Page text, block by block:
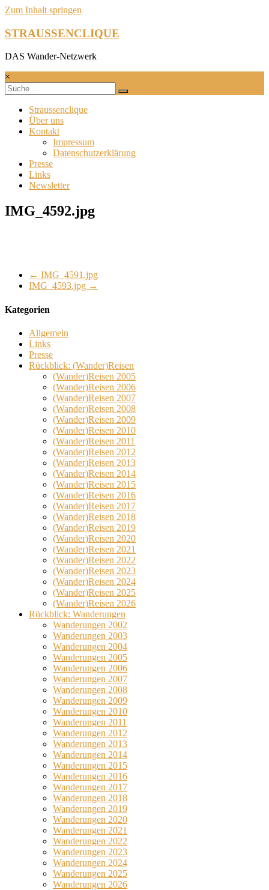
Zum Inhalt springen
STRAUSSENCLIQUE
DAS Wander-Netzwerk
×
Straussenclique
Über uns
Kontakt
Impressum
Datenschutzerklärung
Presse
Links
Newsletter
IMG_4592.jpg
← IMG_4591.jpg
IMG_4593.jpg →
Kategorien
Allgemein
Links
Presse
Rückblick: (Wander)Reisen
(Wander)Reisen 2005
(Wander)Reisen 2006
(Wander)Reisen 2007
(Wander)Reisen 2008
(Wander)Reisen 2009
(Wander)Reisen 2010
(Wander)Reisen 2011
(Wander)Reisen 2012
(Wander)Reisen 2013
(Wander)Reisen 2014
(Wander)Reisen 2015
(Wander)Reisen 2016
(Wander)Reisen 2017
(Wander)Reisen 2018
(Wander)Reisen 2019
(Wander)Reisen 2020
(Wander)Reisen 2021
(Wander)Reisen 2022
(Wander)Reisen 2023
(Wander)Reisen 2024
(Wander)Reisen 2025
(Wander)Reisen 2026
Rückblick: Wanderungen
Wanderungen 2002
Wanderungen 2003
Wanderungen 2004
Wanderungen 2005
Wanderungen 2006
Wanderungen 2007
Wanderungen 2008
Wanderungen 2009
Wanderungen 2010
Wanderungen 2011
Wanderungen 2012
Wanderungen 2013
Wanderungen 2014
Wanderungen 2015
Wanderungen 2016
Wanderungen 2017
Wanderungen 2018
Wanderungen 2019
Wanderungen 2020
Wanderungen 2021
Wanderungen 2022
Wanderungen 2023
Wanderungen 2024
Wanderungen 2025
Wanderungen 2026